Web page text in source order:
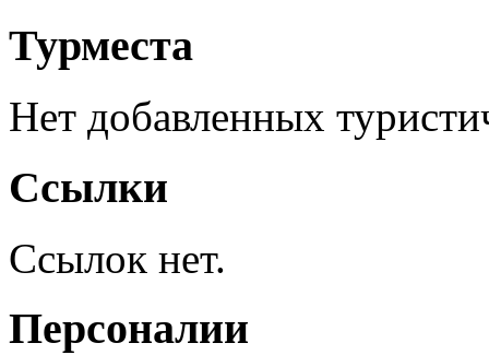
Турместа
Нет добавленных
Ссылки
Ссылок нет.
Персоналии